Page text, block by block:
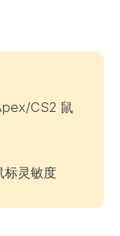
CS2 鼠
标灵敏度